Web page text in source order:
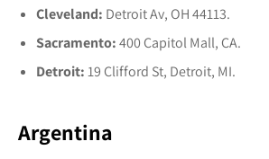
Cleveland: Detroit Av, OH 44113.
Sacramento:400 Capitol Mall, CA.
Detroit:19 Clifford St, Detroit, MI.
Argentina